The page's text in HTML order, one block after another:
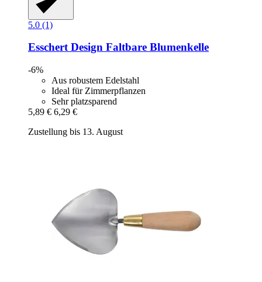
5.0 (1)
Esschert Design Faltbare Blumenkelle
-6%
Aus robustem Edelstahl
Ideal für Zimmerpflanzen
Sehr platzsparend
5,89 € 6,29 €
Zustellung bis 13. August